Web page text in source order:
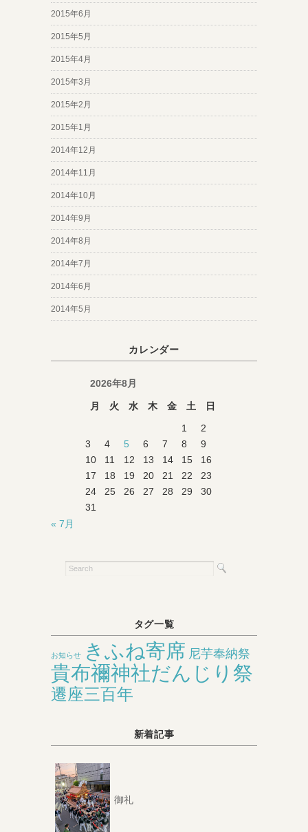
2015年6月
2015年5月
2015年4月
2015年3月
2015年2月
2015年1月
2014年12月
2014年11月
2014年10月
2014年9月
2014年8月
2014年7月
2014年6月
2014年5月
カレンダー
2026年8月
月 火 水 木 金 土
日
1
2
3
4 5 6 7 8
9
10
11 12 13 14 15
16
17
18 19 20 21 22
23
24
25 26 27 28 29
30
31
« 7月
タグ一覧
お知らせ きふね寄席 尼芋奉納祭
貴布禰神社だんじり祭
遷座三百年
新着記事
御礼